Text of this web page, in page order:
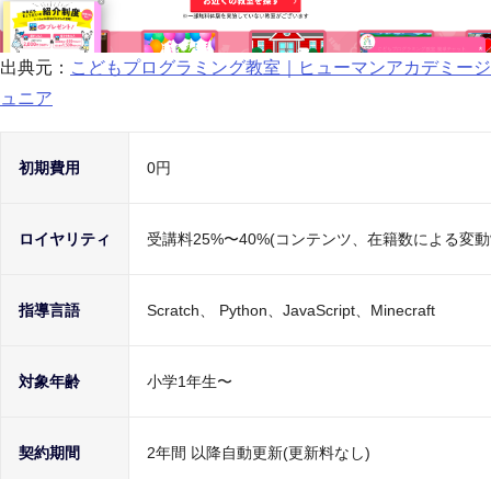
出典元： こどもプログラミング教室｜ヒューマンアカデミージ
ュニア
初期費用 0円
ロイヤリティ 受講料25%〜40%(コンテンツ、在籍数による変
指導言語 Scratch、 Python、JavaScript、Minecraft
対象年齢 小学1年生〜
契約期間 2年間 以降自動更新(更新料なし)